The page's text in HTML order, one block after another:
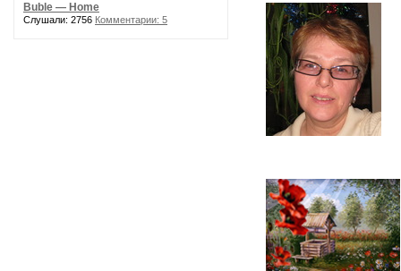
Buble — Home
Слушали: 2756 Комментарии: 5